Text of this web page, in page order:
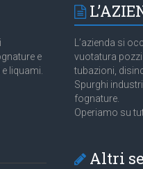
e
liquami.
L’azienda si
vuotatura
tubazioni,
Spurghi
fognature.
Operiamo su
Altri